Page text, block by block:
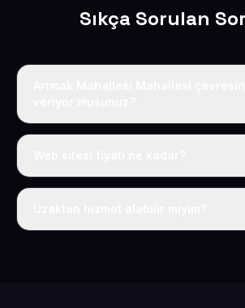
Sıkça Sorulan
Evet, Artmak Mahallesi dahil tüm
Tek fiyat: yılda 50 USD + KDV, her şey